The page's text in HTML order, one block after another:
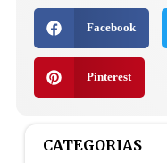
Facebook
Pinterest
CATEGORIAS